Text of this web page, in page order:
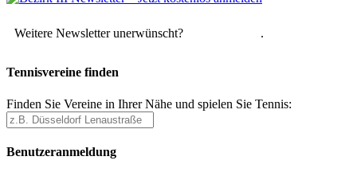
Weitere Newsletter unerwünscht? .
Tennisvereine finden
Finden Sie Vereine in Ihrer Nähe und spielen Sie Tennis:
Benutzeranmeldung